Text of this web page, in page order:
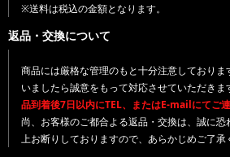
※送料は税込の金額となります。
返品・交換について
商品には厳格な管理のもと十分注意しており
いましたら誠意をもって対応させていただきま
品到着後7日以内にTEL、またはE-mailにてご連
尚、お客様のご都合よる返品・交換は、誠に
上お断りしておりますので、あらかじめご了承